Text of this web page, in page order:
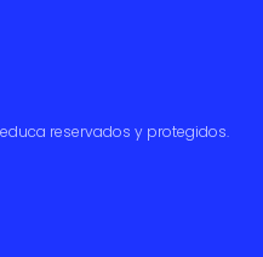
reservados y protegidos.